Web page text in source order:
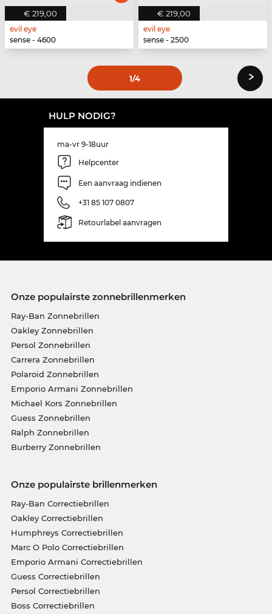
€ 219,00
evil eye
sense - 4600
€ 219,00
evil eye
sense - 2500
1/4 ›
HULP NODIG?
ma-vr 9-18uur
Helpcenter
Een aanvraag indienen
+31 85 107 0807
Retourlabel aanvragen
Onze populairste zonnebrillenmerken
Ray-Ban Zonnebrillen
Oakley Zonnebrillen
Persol Zonnebrillen
Carrera Zonnebrillen
Polaroid Zonnebrillen
Emporio Armani Zonnebrillen
Michael Kors Zonnebrillen
Guess Zonnebrillen
Ralph Zonnebrillen
Burberry Zonnebrillen
Onze populairste brillenmerken
Ray-Ban Correctiebrillen
Oakley Correctiebrillen
Humphreys Correctiebrillen
Marc O Polo Correctiebrillen
Emporio Armani Correctiebrillen
Guess Correctiebrillen
Persol Correctiebrillen
Boss Correctiebrillen